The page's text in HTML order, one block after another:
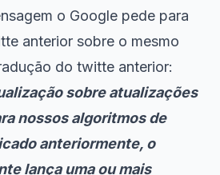
o Google pede para
anterior sobre o mesmo
do twitte anterior:
sobre atualizações
nossos algoritmos de
anteriormente, o
lança uma ou mais